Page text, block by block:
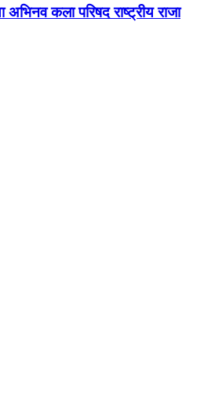
कला परिषद राष्ट्रीय राजा